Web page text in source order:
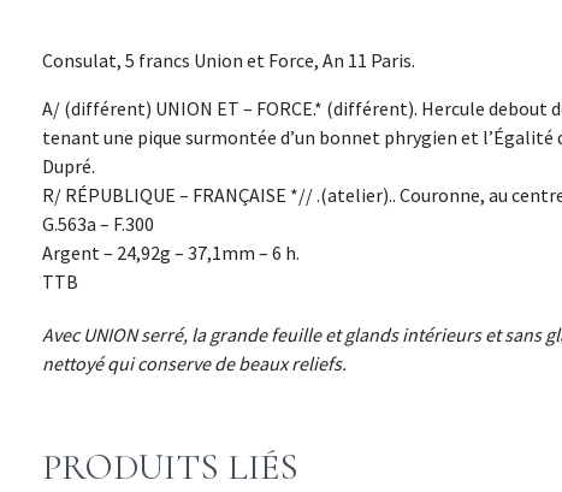
Consulat, 5 francs Union et Force, An 11 Paris.
A/ (différent) UNION ET – FORCE.* (différent). Hercule debout
tenant une pique surmontée d’un bonnet phrygien et
Dupré.
R/ RÉPUBLIQUE – FRANÇAISE *// .(atelier).. Couronne, au
G.563a – F.300
Argent – 24,92g – 37,1mm – 6 h.
TTB
Avec UNION serré, la grande feuille et glands intérieurs et sans
nettoyé qui conserve de beaux reliefs.
PRODUITS LIÉS